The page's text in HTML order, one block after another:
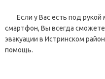
Если у Вас есть под рукой
смартфон, Вы всегда
эвакуации в Истринском
помощь.